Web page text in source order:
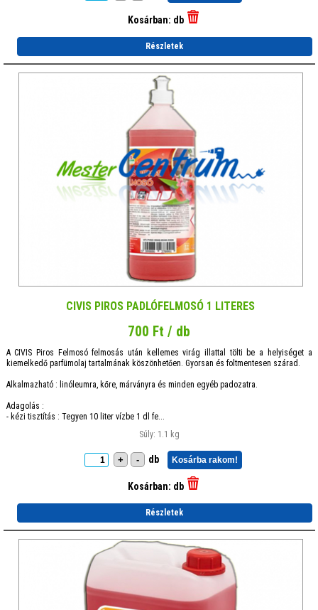
Kosárban: db
Részletek
CIVIS PIROS PADLÓFELMOSÓ 1 LITERES
700 Ft / db
A CIVIS Piros Felmosó felmosás után kellemes virág illattal tölti be a helyiséget a
kiemelkedő parfümolaj tartalmának köszönhetően. Gyorsan és foltmentesen szárad.
Alkalmazható : linóleumra, kőre, márványra és minden egyéb padozatra.
Adagolás :
- kézi tisztítás : Tegyen 10 liter vízbe 1 dl fe...
Súly: 1.1 kg
+ - db Kosárba rakom!
Kosárban: db
Részletek